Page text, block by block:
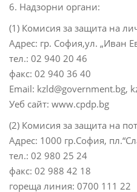
6. Надзорни органи:
(1) Комисия за защита на
Адрес: гр. София,ул. „Иван
тел.: 02 940 20 46
факс: 02 940 36 40
Email: kzld@government.bg,
Уеб сайт: www.cpdp.bg
(2) Комисия за защита на
Адрес: 1000 гр.София,
тел.: 02 980 25 24
факс: 02 988 42 18
гореща линия: 0700 111 22